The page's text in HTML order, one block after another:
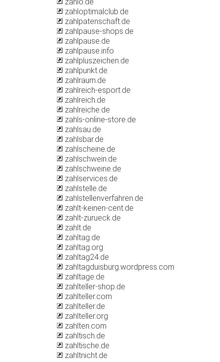
zahloptimalclub.de
zahlpatenschaft.de
zahlpause-shops.de
zahlpause.de
zahlpause.info
zahlpluszeichen.de
zahlpunkt.de
zahlraum.de
zahlreich-esport.de
zahlreich.de
zahlreiche.de
zahls-online-store.de
zahlsau.de
zahlsbar.de
zahlscheine.de
zahlschwein.de
zahlschweine.de
zahlservices.de
zahlstelle.de
zahlstellenverfahren.de
zahlt-keinen-cent.de
zahlt-zurueck.de
zahlt.de
zahltag.de
zahltag.org
zahltag24.de
zahltagduisburg.wordpress.com
zahltage.de
zahlteller-shop.de
zahlteller.com
zahlteller.de
zahlteller.org
zahlten.com
zahltisch.de
zahltische.de
zahltnicht.de